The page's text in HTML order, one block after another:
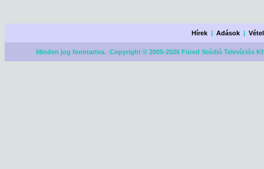
Hírek |Adások |
Minden jog fenntartva. Copyright © 2005-2026 Füred Stúdió Televíziós